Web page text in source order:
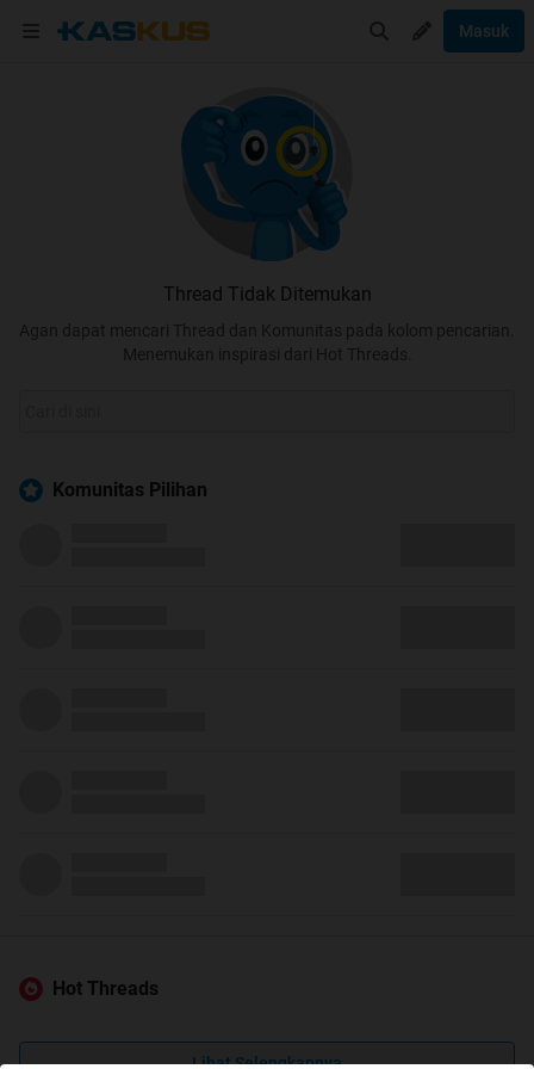
Masuk
Thread Tidak Ditemukan
Agan dapat mencari Thread dan Komunitas pada kolom pencarian.
Menemukan inspirasi dari Hot Threads.
Komunitas Pilihan
Hot Threads
Lihat Selengkapnya